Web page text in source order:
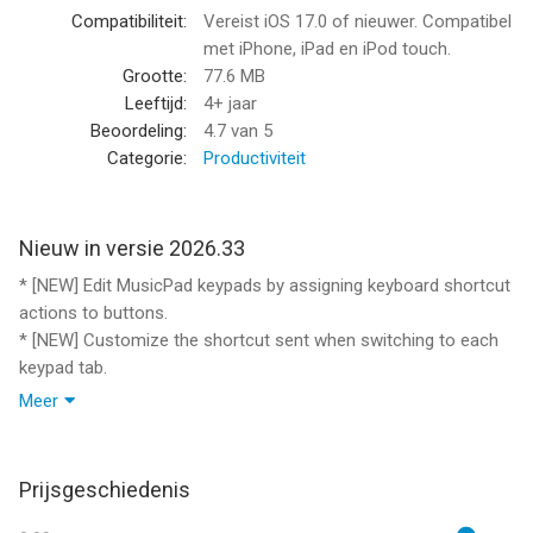
fabrieksinstellingen
- Wissel automatisch van toetsenpaneel in Sibelius op basis
van je selectie
Eenvoudige configuratie
- Werkt met Sibelius voor Mac en Windows
Systeemvereisten
- iPhone of iPad
- Sibelius voor Mac of Windows
- Mac: macOS 10.13 of nieuwer met helper-app
- Windows: Windows 7 of nieuwer met helper-app
Helper-app
Vereist de gratis helper-app voor Mac of Windows:
Compatibiliteit:
Vereist iOS 17.0 of nieuwer. Compatibel
met iPhone, iPad en iPod touch.
Grootte:
77.6 MB
Leeftijd:
4+ jaar
Beoordeling:
4.7 van 5
Categorie:
Productiviteit
Nieuw in versie 2026.33
* [NEW] Edit MusicPad keypads by assigning keyboard shortcut
actions to buttons.
* [NEW] Customize the shortcut sent when switching to each
keypad tab.
* [NEW] Reset MusicPad keypads back to factory settings.
* [FIX] Kept automatic tab switching behavior while making it
configurable.
Meer
Prijsgeschiedenis